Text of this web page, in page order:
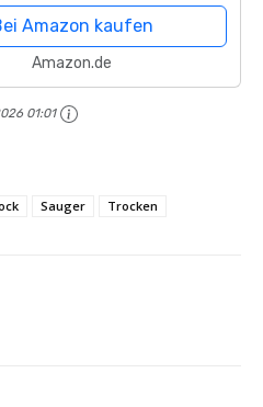
für
Amazon kaufen
Amazon.de
01:01
Sauger Trocken